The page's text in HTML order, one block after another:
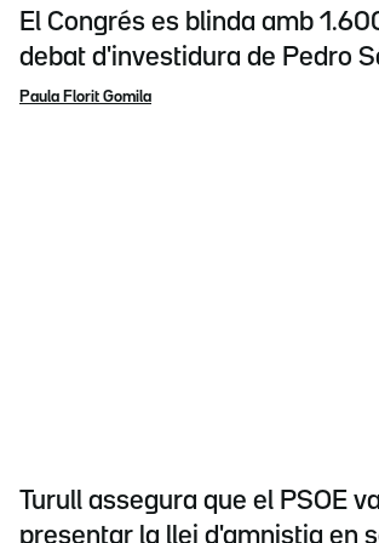
El Congrés es blinda amb
debat d'investidura de Pedro
Paula Florit Gomila
Turull assegura que el PSOE
presentar la llei d'amnistia en